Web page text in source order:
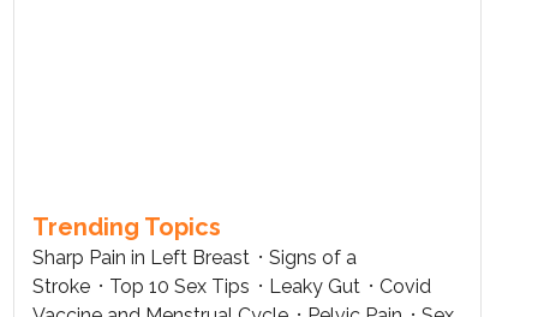
Trending Topics
Sharp Pain in Left Breast
Signs of a
Stroke
Top 10 Sex Tips Leaky Gut
Covid